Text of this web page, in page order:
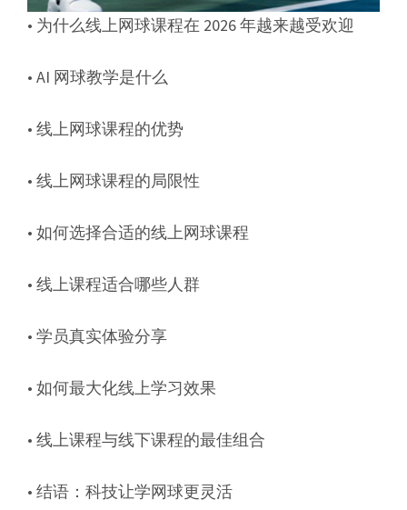
• 为什么线上网球课程在 2026 年越来越受欢迎
• AI 网球教学是什么
• 线上网球课程的优势
• 线上网球课程的局限性
• 如何选择合适的线上网球课程
• 线上课程适合哪些人群
• 学员真实体验分享
• 如何最大化线上学习效果
• 线上课程与线下课程的最佳组合
• 结语：科技让学网球更灵活